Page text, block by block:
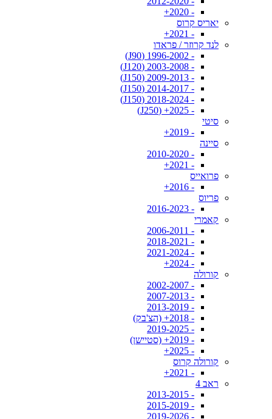
- 2020+
יאריס קרוס
- 2021+
לנד קרוזר / פראדו
- 1996-2002 (J90)
- 2003-2008 (J120)
- 2009-2013 (J150)
- 2014-2017 (J150)
- 2018-2024 (J150)
- 2025+ (J250)
סיטי
- 2019+
סיינה
- 2010-2020
- 2021+
פרואייס
- 2016+
פריוס
- 2016-2023
קאמרי
- 2006-2011
- 2018-2021
- 2021-2024
- 2024+
קורולה
- 2002-2007
- 2007-2013
- 2013-2019
- 2018+ (הצ'בק)
- 2019-2025
- 2019+ (סטיישן)
- 2025+
קורולה קרוס
- 2021+
ראב 4
- 2013-2015
- 2015-2019
- 2019-2026